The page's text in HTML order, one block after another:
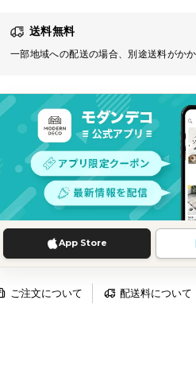
送料無料
一部地域への配送の場合、別途送料がか
App Store
ご注文について 配送料について